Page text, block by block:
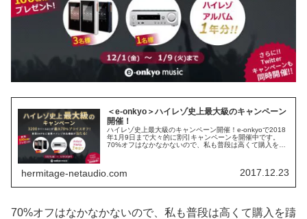
＜e-onkyo＞ハイレゾ史上最大級のキャンペーン
開催！
ハイレゾ史上最大級のキャンペーン開催！e-onkyoで2018
年1月9日まで大々的に割引キャンペーンを開催中です。
70%オフはなかなかないので、私も普段は高くて購入を躊
hermitage-netaudio.com 2017.12.23
70%オフはなかなかないので、私も普段は高くて購入を躊